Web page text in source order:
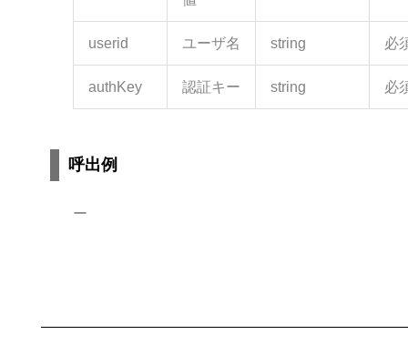
userid ユーザ名 string 必
authKey 認証キー string 必
呼出例
ー